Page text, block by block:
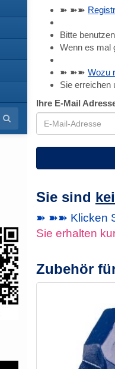
➽ ➽➽
Bitte
Wenn es mal
➽ ➽➽ Wozu
Sie erreichen
Ihre E-Mail
Sie sind
➽ ➽➽ Klicken
Sie erhalten
Zubehör